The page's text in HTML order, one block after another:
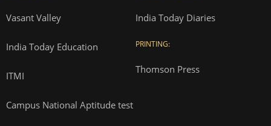
Vasant Valley
India Today Education
ITMI
Campus National Aptitude test
India Today Diaries
PRINTING:
Thomson Press